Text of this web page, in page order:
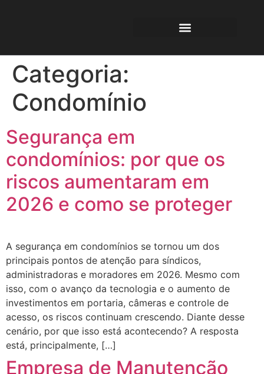
Categoria:
Condomínio
Segurança em
condomínios: por que os
riscos aumentaram em
2026 e como se proteger
A segurança em condomínios se tornou um dos
principais pontos de atenção para síndicos,
administradoras e moradores em 2026. Mesmo com
isso, com o avanço da tecnologia e o aumento de
investimentos em portaria, câmeras e controle de
acesso, os riscos continuam crescendo. Diante desse
cenário, por que isso está acontecendo? A resposta
está, principalmente, […]
Empresa de Manutenção